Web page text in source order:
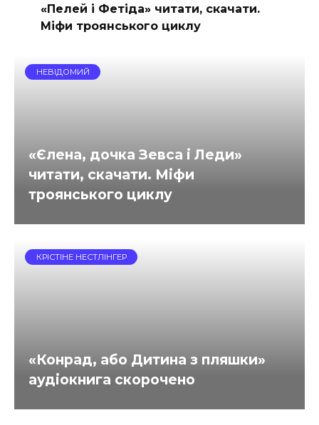
«Пелей і Фетіда» читати, скачати.
Міфи троянського циклу
НЕВІДОМИЙ
«Єлена, дочка Зевса і Леди»
читати, скачати. Міфи
троянського циклу
КРІСТІНЕ НЕСТЛІНГЕР
«Конрад, або Дитина з пляшки»
аудіокнига скорочено